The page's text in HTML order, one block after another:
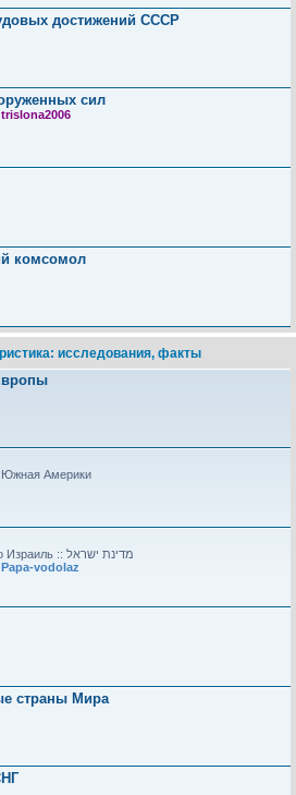
достижений CCCP
сил
trislona2006
комсомол
исследования, факты
Южная Америки
Papa-vodolaz
страны Мира